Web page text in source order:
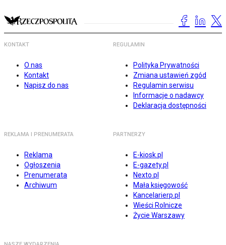
KONTAKT
O nas
Kontakt
Napisz do nas
REGULAMIN
Polityka Prywatności
Zmiana ustawień zgód
Regulamin serwisu
Informacje o nadawcy
Deklaracja dostępności
REKLAMA I PRENUMERATA
Reklama
Ogłoszenia
Prenumerata
Archiwum
PARTNERZY
E-kiosk.pl
E-gazety.pl
Nexto.pl
Mała księgowość
Kancelarierp.pl
Wieści Rolnicze
Życie Warszawy